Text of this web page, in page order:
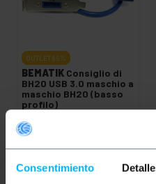
Consentimiento
OUTLET 85%
BEMATIK Consiglio di
BH20 USB 3.0 maschio a
maschio BH20 (basso
profilo)
PVP
5,33
0,80€ 0,70€